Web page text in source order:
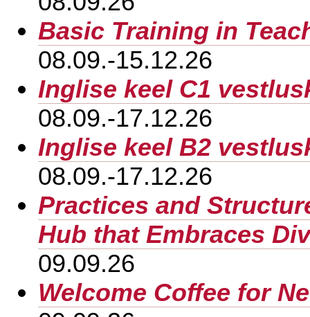
Basic Training in
08.09.-15.12.26
Inglise keel C1
08.09.-17.12.26
Inglise keel B2
08.09.-17.12.26
Practices and
Hub that Embraces
09.09.26
Welcome Coffee for